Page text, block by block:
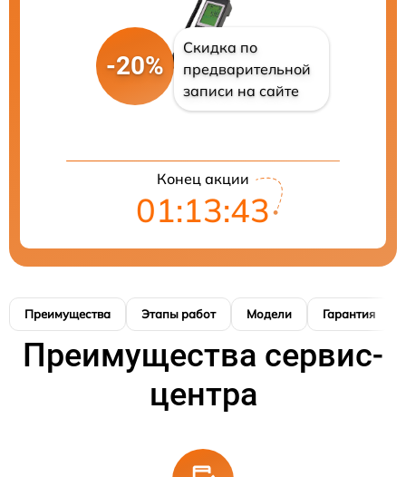
-20%
Скидка по
предварительной
записи на сайте
Конец акции
01:13:42
Преимущества Этапы работ Модели Гарантия
Преимущества сервис-
центра